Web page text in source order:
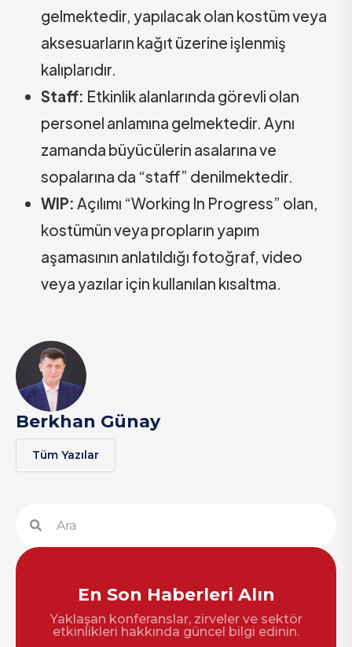
gelmektedir, yapılacak olan kostüm veya
aksesuarların kağıt üzerine işlenmiş
kalıplarıdır.
Staff: Etkinlik alanlarında görevli olan
personel anlamına gelmektedir. Aynı
zamanda büyücülerin asalarına ve
sopalarına da “staff” denilmektedir.
WIP: Açılımı “Working In Progress” olan,
kostümün veya propların yapım
aşamasının anlatıldığı fotoğraf, video
veya yazılar için kullanılan kısaltma.
Berkhan Günay
Tüm Yazılar
En Son Haberleri Alın
Yaklaşan konferanslar, zirveler ve sektör
etkinlikleri hakkında güncel bilgi edinin.